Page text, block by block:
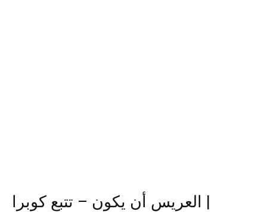
العريس أن يكون – تتبع كوبرا |